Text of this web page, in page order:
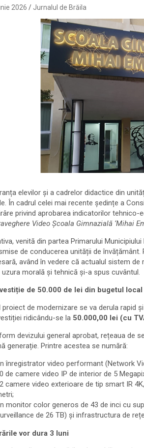
2026 Jurnalul de Brăila
elevilor și a cadrelor didactice din
. În cadrul celei mai recente ședințe a
privind aprobarea indicatorilor tehnico-
Video Școala Gimnazială ‘Mihai
venită din partea Primarului
de conducerea unității de
având în vedere că actualul sistem
uzura morală și tehnică și-a spus cuvântul.
de 50.000 de lei din bugetul local
proiect de modernizare se va derula rapid
ridicându-se la 50.000,00 lei (cu
devizului general aprobat, rețeaua de
generație. Printre acestea se numără:
înregistrator video performant (Network
de camere video IP de interior de 5
camere video exterioare de tip smart IR
monitor color generos de 43 de inci cu
de 26 TB) și infrastructura de
vor dura 3 luni